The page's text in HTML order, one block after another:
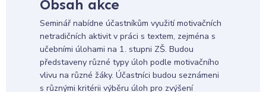
Obsah akce
Seminář nabídne účastníkům využití motivačních
netradičních aktivit v práci s textem, zejména s
učebními úlohami na 1. stupni ZŠ. Budou
představeny různé typy úloh podle motivačního
vlivu na různé žáky. Účastníci budou seznámeni
s různými kritérii výběru úloh pro zvýšení